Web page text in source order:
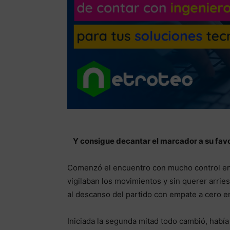
Y consigue decantar el marcador a su
Comenzó el encuentro con mucho control
vigilaban los movimientos y sin querer
al descanso del partido con empate a cero
Iniciada la segunda mitad todo cambió,